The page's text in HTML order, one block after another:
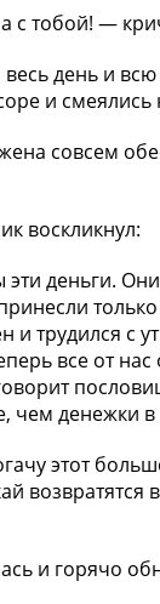
с тобой! —
день и
и
совсем
воскликнул:
деньги.
и трудился с
все от
чем денежки в
этот
и горячо